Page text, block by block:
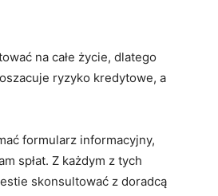
na całe życie, dlatego
ryzyko kredytowe, a
formularz informacyjny,
spłat. Z każdym z tych
skonsultować z doradcą